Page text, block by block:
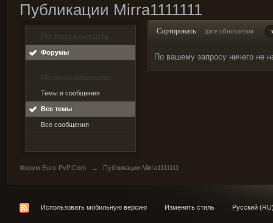
Публикации Mirra1111111
По типу контента
Форумы
По пользователю
Темы и сообщения
Все темы
Все сообщения
Сортировать дате обновления
По вашему запросу ничего не
Форум Euro-PvP.Com → Публикации Mirra1111111
Использовать мобильную версию Изменить стиль Русский